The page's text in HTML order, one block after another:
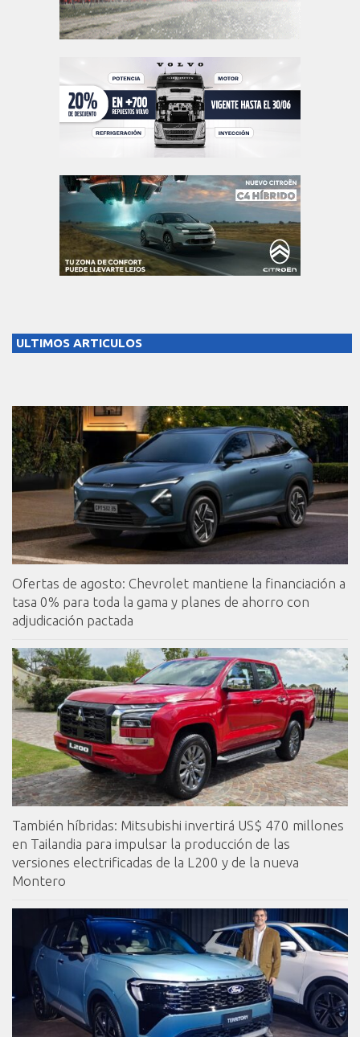
ULTIMOS ARTICULOS
Ofertas de agosto: Chevrolet mantiene la financiación a
tasa 0% para toda la gama y planes de ahorro con
adjudicación pactada
También híbridas: Mitsubishi invertirá US$ 470 millones
en Tailandia para impulsar la producción de las
versiones electrificadas de la L200 y de la nueva
Montero